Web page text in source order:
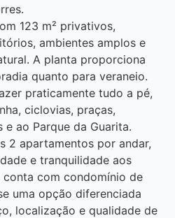
123 m² privativos,
ambientes amplos e
A planta proporciona
quanto para veraneio.
praticamente tudo a pé,
ciclovias, praças,
ao Parque da Guarita.
2 apartamentos por andar,
e tranquilidade aos
conta com condomínio de
uma opção diferenciada
localização e qualidade de